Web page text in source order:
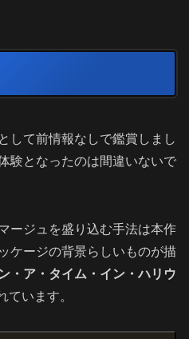
して前情報なしで鑑賞しまし
験となったのは間違いないで
ージュを盛り込む手法は本作
ケージの背景らしいものが描
・ア・タイム・イン・ハリウ
ています。